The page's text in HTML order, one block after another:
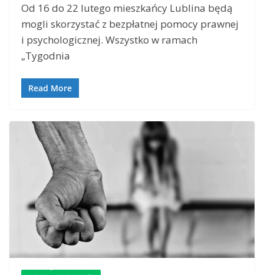
Od 16 do 22 lutego mieszkańcy Lublina będą
mogli skorzystać z bezpłatnej pomocy prawnej
i psychologicznej. Wszystko w ramach
„Tygodnia
Read More